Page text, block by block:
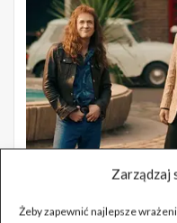
Zarządzaj
Żeby zapewnić najlepsze